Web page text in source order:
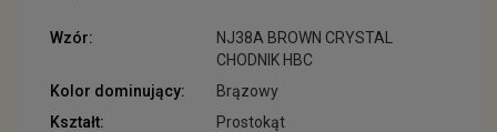
Wzór:
NJ38A BROWN CRYSTAL
CHODNIK HBC
Kolor dominujący:
Brązowy
Kształt:
Prostokąt